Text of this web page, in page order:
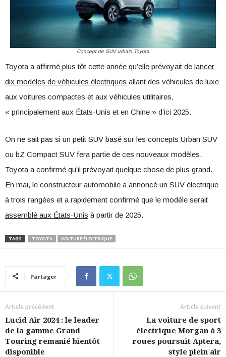
Concept de SUV urbain Toyota
Toyota a affirmé plus tôt cette année qu’elle prévoyait de lancer
dix modèles de véhicules électriques allant des véhicules de luxe
aux voitures compactes et aux véhicules utilitaires,
« principalement aux États-Unis et en Chine » d’ici 2025.
On ne sait pas si un petit SUV basé sur les concepts Urban SUV
ou bZ Compact SUV fera partie de ces nouveaux modèles.
Toyota a confirmé qu’il prévoyait quelque chose de plus grand.
En mai, le constructeur automobile a annoncé un SUV électrique
à trois rangées et a rapidement confirmé que le modèle serait
assemblé aux États-Unis à partir de 2025.
TAGS TOYOTA VOITURE ÉLECTRIQUE
Partager
Article précédent
Lucid Air 2024 : le leader
de la gamme Grand
Touring remanié bientôt
disponible
Article suivant
La voiture de sport
électrique Morgan à 3
roues poursuit Aptera,
style plein air